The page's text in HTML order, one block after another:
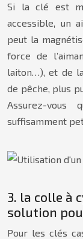
Si la clé est
accessible, un
peut la
force de
laiton…), et de
de pêche, plus
Assurez-vous
suffisamment
3. la colle à
solution
Pour les clés